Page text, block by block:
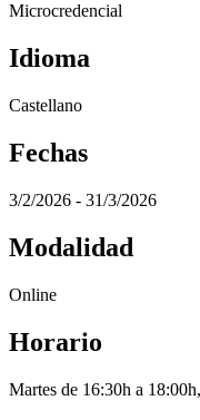
Microcredencial
Idioma
Castellano
Fechas
3/2/2026 - 31/3/2026
Modalidad
Online
Horario
Martes de 16:30h a